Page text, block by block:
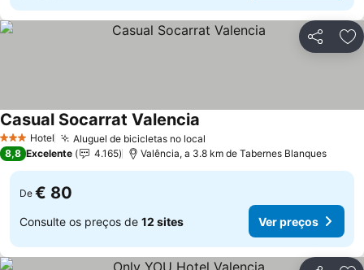
Partilhar
3 EstrelasHotel Aluguel de bicicletas no local
Casual Socarrat Valencia
8,8 Excelente 4.165 Valência, a 3.8 km de Tabernes Blanques
De € 80
Consulte os preços de 12 sites Ver preços